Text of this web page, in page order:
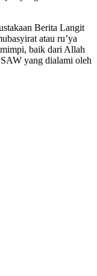
Berita Langit
atau ru’ya
baik dari Allah
yang dialami oleh